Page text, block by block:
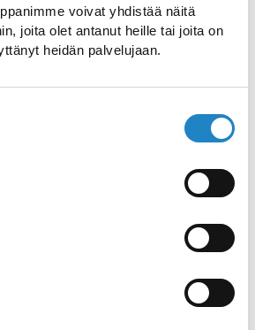
voivat yhdistää näitä
joita olet antanut heille tai joita on
heidän palvelujaan.
the heart of Imatra, is an
gritty meeting place,
find the right medicine for
bumps. You can drop
an after-work drink, a
afterwards. On weekends,
recommend special
tastes, it's up to you to
of your friends!